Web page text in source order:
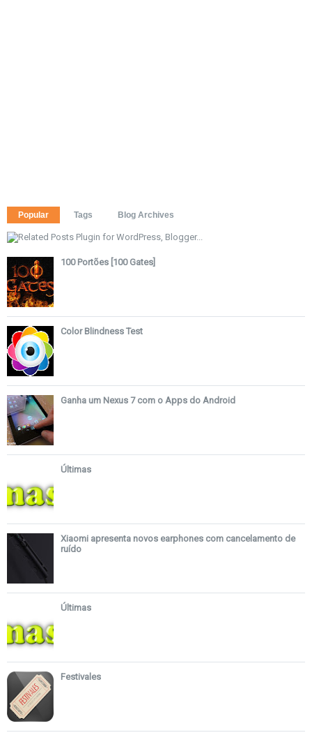
Popular Tags Blog Archives
100 Portões [100 Gates]
Color Blindness Test
Ganha um Nexus 7 com o Apps do Android
Últimas
Xiaomi apresenta novos earphones com cancelamento de
ruído
Últimas
Festivales